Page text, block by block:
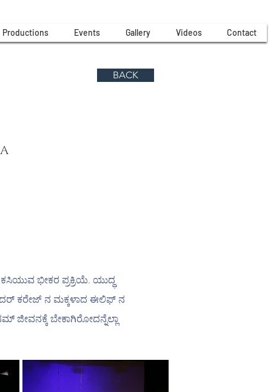
Productions Events Gallery Videos Contact
BACK
ಭೀಕರ ಪ್ರಕ್ರಿಯೆ. ಯುದ್ಧ
ಕರೇಜ್ ನ ಮಕ್ಕಳಾದ ಈಲಿಫ್ ನ
ಜೀವನಕ್ಕೆ ಬೇಕಾಗಿರೋದನ್ನೆಲ್ಲಾ